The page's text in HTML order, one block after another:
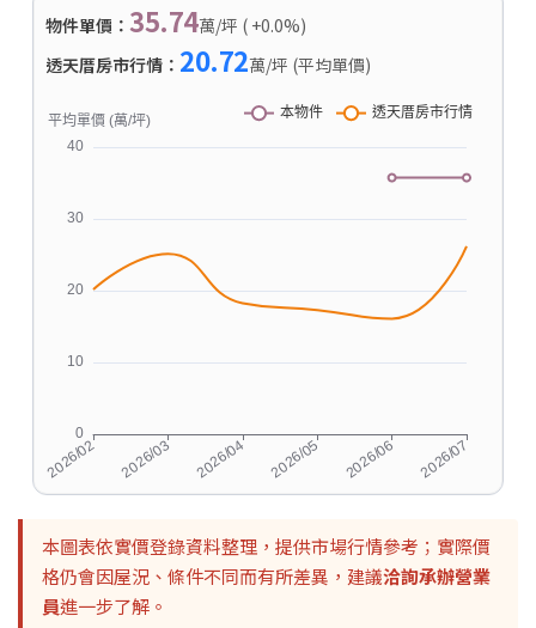
物件單價： 35.74萬/坪 ( +0.0%)
透天厝房市行情： 20.72萬/坪 (平均單價)
本圖表依實價登錄資料整理，提供市場行情參考；實際價
格仍會因屋況、條件不同而有所差異，建議洽詢承辦營業
員進一步了解。